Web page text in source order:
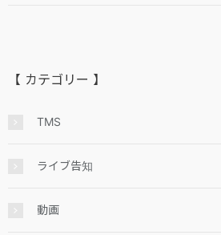
【 カテゴリー 】
TMS
ライブ告知
動画